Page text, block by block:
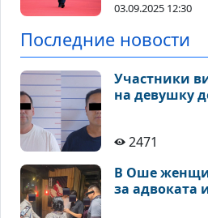
03.09.2025 12:30
Последние новости
Участники
на девушку
2471
В Оше
за адвоката